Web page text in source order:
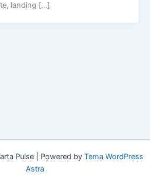
landing […]
Pulse | Powered by Tema WordPress
Astra